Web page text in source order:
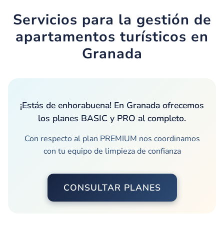
Servicios para la gestión de
apartamentos turísticos en
Granada
¡Estás de enhorabuena! En Granada ofrecemos
los planes BASIC y PRO al completo.
Con respecto al plan PREMIUM nos coordinamos
con tu equipo de limpieza de confianza
CONSULTAR PLANES